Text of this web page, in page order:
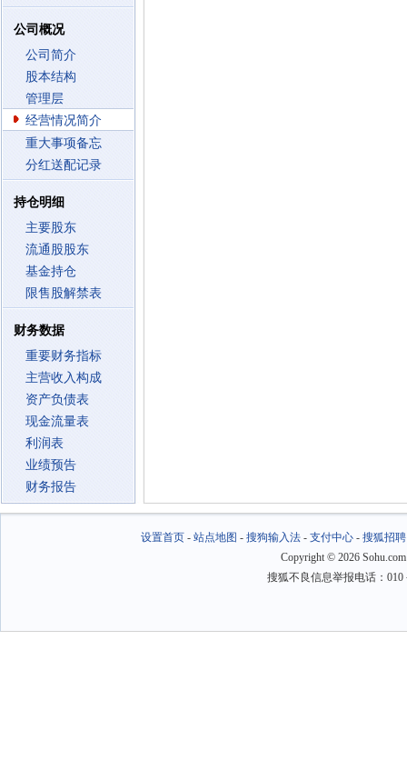
公司概况
公司简介
股本结构
管理层
经营情况简介
重大事项备忘
分红送配记录
持仓明细
主要股东
流通股股东
基金持仓
限售股解禁表
财务数据
重要财务指标
主营收入构成
资产负债表
现金流量表
利润表
业绩预告
财务报告
设置首页- 站点地图 - 搜狗输入法- 支付中心- 搜狐招聘
Copyright © 2026
搜狐不良信息举报电话：010